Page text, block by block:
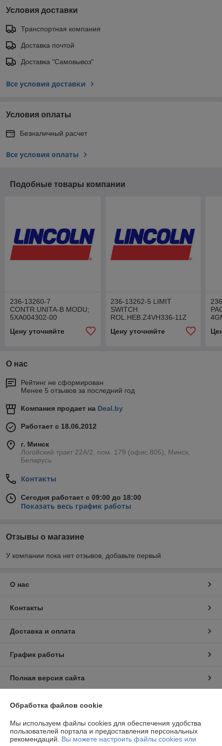
Условия доставки
Транспортная компания
Доставка почтой
Доставка "Самовывоз"
Все условия доставки
Условия оплаты
Безналичный расчет
Все условия оплаты
Подобные товары компании
236-13260-7
CONTR.UNITA-B MODU;
5XA004302-00
Цену уточняйте
236-13262-5 LIMIT
SWITCH
ROL.HEB.Z4VH336-11Z
Цену уточняйте
О нас
Рейтинг не сформирован
Менее 5 отзывов за последний год
Компания продает на Deal.by
Работает с 18.06.2012
г. Минск
Логойский тракт 22А/2, пом. 179 (офис 805), Минск,
Беларусь
Контакты
Сегодня работает с 09:00 до 18:00
Показать весь график работы
Отзывы о магазине
У компании пока нет отзывов, добавьте первый
О нас
Контакты
Доставка и оплата
График работы
Полная версия сайта
Политика обработки cookies
Сайт создан на платформе Deal.by
Обработка файлов cookie
Мы используем файлы cookies для обеспечения удобства
пользователей портала и предоставления персональных
рекомендаций. Вы можете настроить файлы cookies или